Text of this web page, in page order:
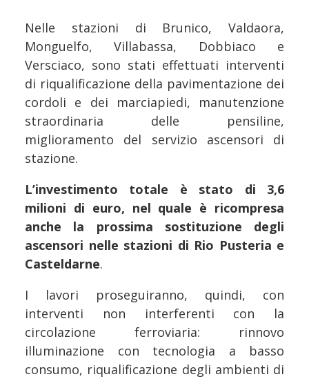
Nelle stazioni di Brunico, Valdaora,
Monguelfo, Villabassa, Dobbiaco e
Versciaco, sono stati effettuati interventi
di riqualificazione della pavimentazione dei
cordoli e dei marciapiedi, manutenzione
straordinaria delle pensiline,
miglioramento del servizio ascensori di
stazione.
L’investimento totale è stato di 3,6
milioni di euro, nel quale è ricompresa
anche la prossima sostituzione degli
ascensori nelle stazioni di Rio Pusteria e
Casteldarne.
I lavori proseguiranno, quindi, con
interventi non interferenti con la
circolazione ferroviaria: rinnovo
illuminazione con tecnologia a basso
consumo, riqualificazione degli ambienti di